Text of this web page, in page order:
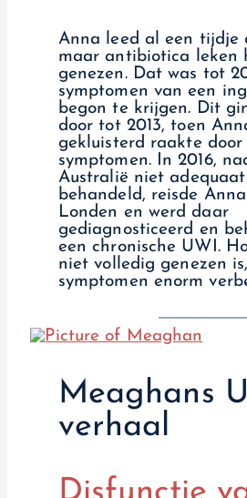
Anna leed al een tijdje
maar antibiotica leken
genezen. Dat was tot
symptomen van een
begon te krijgen. Dit
door tot 2013, toen
gekluisterd raakte
symptomen. In 2016,
Australië niet adequaat
behandeld, reisde
Londen en werd daar
gediagnosticeerd en
een chronische UWI.
niet volledig genezen
symptomen enorm
Meaghans
verhaal